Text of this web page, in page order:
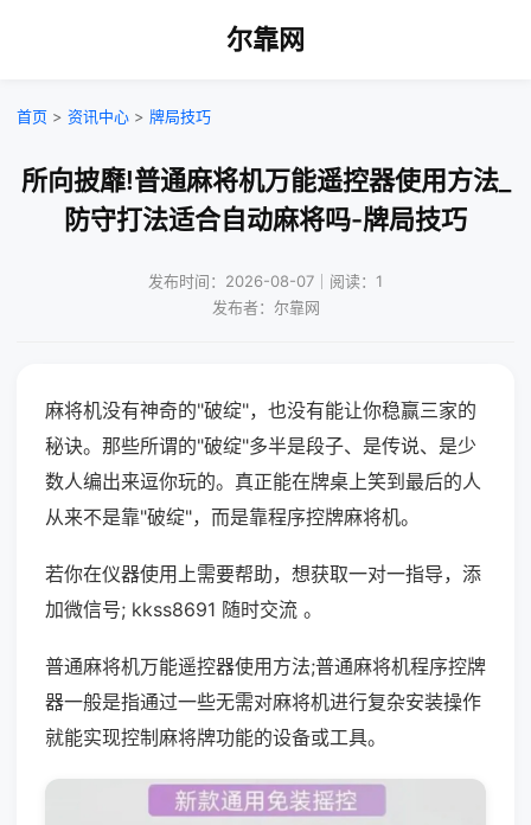
尔靠网
首页 > 资讯中心 > 牌局技巧
所向披靡!普通麻将机万能遥控器使用方法_
防守打法适合自动麻将吗-牌局技巧
发布时间：2026-08-07｜阅读：1
发布者：尔靠网
麻将机没有神奇的"破绽"，也没有能让你稳赢三家的
秘诀。那些所谓的"破绽"多半是段子、是传说、是少
数人编出来逗你玩的。真正能在牌桌上笑到最后的人
从来不是靠"破绽"，而是靠程序控牌麻将机。
若你在仪器使用上需要帮助，想获取一对一指导，添
加微信号; kkss8691 随时交流 。
普通麻将机万能遥控器使用方法;普通麻将机程序控牌
器一般是指通过一些无需对麻将机进行复杂安装操作
就能实现控制麻将牌功能的设备或工具。